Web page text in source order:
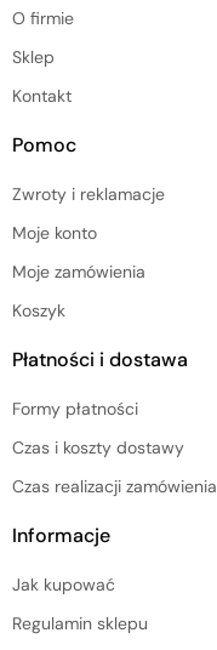
O firmie
Sklep
Kontakt
Pomoc
Zwroty i reklamacje
Moje konto
Moje zamówienia
Koszyk
Płatności i dostawa
Formy płatności
Czas i koszty dostawy
Czas realizacji zamówienia
Informacje
Jak kupować
Regulamin sklepu